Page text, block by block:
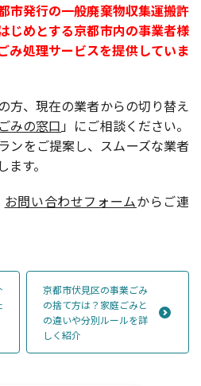
市発行の一般廃棄物収集運搬許
じめとする京都市内の事業者様
み処理サービスを提供していま
方、現在の業者からの切り替え
ごみの窓口」にご相談ください。
ンをご提案し、スムーズな業者
す。
お問い合わせフォームからご連
京都市伏見区の事業ごみ
の捨て方は？家庭ごみと
の違いや分別ルールを詳
しく紹介